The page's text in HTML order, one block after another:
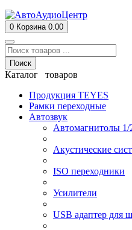
0 Корзина 0.00
Поиск
Каталог товаров
Продукция TEYES
Рамки переходные
Автозвук
Автомагнитолы
Акустические
ISO переходники
Усилители
USB адаптер для